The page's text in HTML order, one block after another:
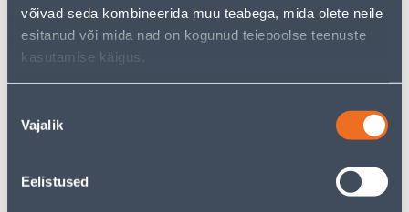
võivad seda kombineerida muu teabega, mida olete neile
esitanud või mida nad on kogunud teiepoolse teenuste
kasutamise käigus.
valik
Vajalik
Eelistused
Э-ЦЕНА
5
Э-ЦЕНА
TÄPPISKRUVIKEERAJATE
KOMPLEKT SUKI 16TK